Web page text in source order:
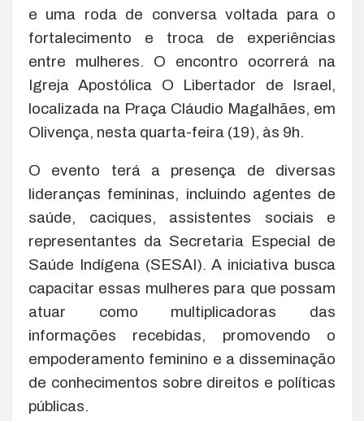
e uma roda de conversa voltada para o
fortalecimento e troca de experiências
entre mulheres. O encontro ocorrerá na
Igreja Apostólica O Libertador de Israel,
localizada na Praça Cláudio Magalhães, em
Olivença, nesta quarta-feira (19), às 9h.
O evento terá a presença de diversas
lideranças femininas, incluindo agentes de
saúde, caciques, assistentes sociais e
representantes da Secretaria Especial de
Saúde Indígena (SESAI). A iniciativa busca
capacitar essas mulheres para que possam
atuar como multiplicadoras das
informações recebidas, promovendo o
empoderamento feminino e a disseminação
de conhecimentos sobre direitos e políticas
públicas.